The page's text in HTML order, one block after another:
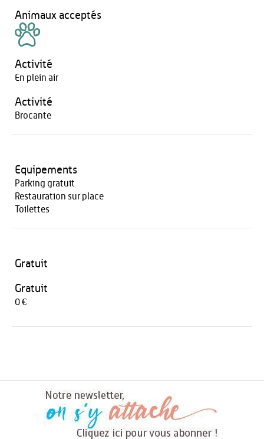
Animaux acceptés
Activité
En plein air
Activité
Brocante
Equipements
Parking gratuit
Restauration sur place
Toilettes
Gratuit
Gratuit
0 €